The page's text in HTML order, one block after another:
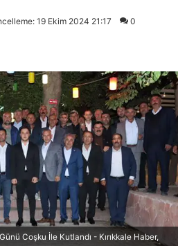
19 Ekim 2024 21:17 0
Coşku İle Kutlandı - Kırıkkale Haber,